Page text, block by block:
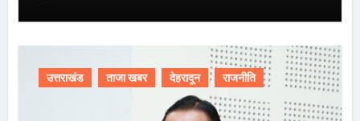
उत्तराखंड ताजा खबर देहरादून राजनीति